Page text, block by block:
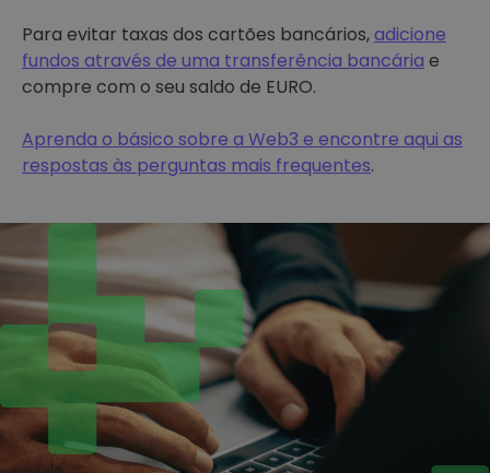
Para evitar taxas dos cartões bancários,adicione
fundos através de uma transferência bancária e
compre com o seu saldo de EURO.
Aprenda o básico sobre a Web3 e encontre aqui as
respostas às perguntas mais frequentes.